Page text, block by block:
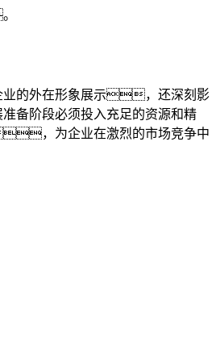
的外在形象展示，还深刻影
阶段必须投入充足的资源和精
，为企业在激烈的市场竞争中